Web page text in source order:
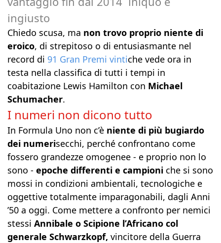
ingiusto
Chiedo scusa, ma non trovo proprio niente di
eroico, di strepitoso o di entusiasmante nel
record di 91 Gran Premi vintiche vede ora in
testa nella classifica di tutti i tempi in
coabitazione Lewis Hamilton con Michael
Schumacher.
I numeri non dicono tutto
In Formula Uno non c’è niente di più bugiardo
dei numerisecchi, perché confrontano come
fossero grandezze omogenee - e proprio non lo
sono - epoche differenti e campioni che si sono
mossi in condizioni ambientali, tecnologiche e
oggettive totalmente imparagonabili, dagli Anni
’50 a oggi. Come mettere a confronto per nemici
stessi Annibale o Scipione l’Africano col
generale Schwarzkopf, vincitore della Guerra